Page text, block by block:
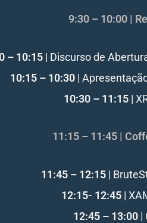
9:30 – 10:00 |
– 10:15 | Discurso de
10:15 – 10:30|
10:30 – 11:15|
11:15 – 11:45 |
11:45 – 12:15 |
12:15- 12:45 |
12:45 – 13:00 |